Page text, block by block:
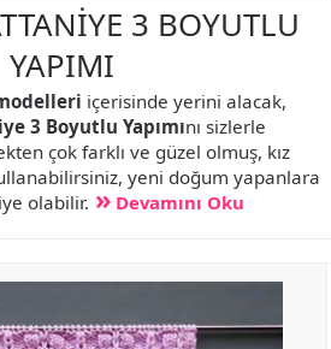
3 BOYUTLU
YAPIMI
içerisinde yerini alacak,
3 Boyutlu Yapımını sizlerle
çok farklı ve güzel olmuş, kız
yeni doğum yapanlara
olabilir.
Devamını Oku